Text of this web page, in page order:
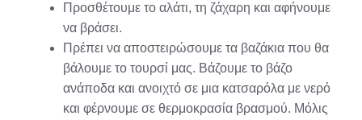
Προσθέτουμε το αλάτι, τη ζάχαρη και αφήνουμε
να βράσει.
Πρέπει να αποστειρώσουμε τα βαζάκια που θα
βάλουμε το τουρσί μας. Βάζουμε το βάζο
ανάποδα και ανοιχτό σε μια κατσαρόλα με νερό
και φέρνουμε σε θερμοκρασία βρασμού. Μόλις